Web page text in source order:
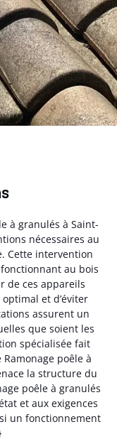
à granulés à Saint-
nécessaires au
Cette intervention
au bois
de ces appareils
et d’éviter
assurent un
que soient les
spécialisée fait
poêle à
la structure du
poêle à granulés
et aux exigences
un fonctionnement